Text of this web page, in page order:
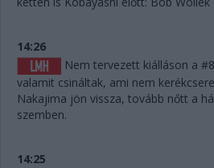
14:26
Nem tervezett kiálláson a
valamit csináltak, ami nem
Nakajima jön vissza, tovább nőtt a
szemben.
14:25